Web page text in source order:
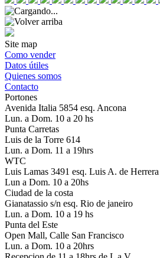
Site map
Como vender
Datos útiles
Quienes somos
Contacto
Portones
Avenida Italia 5854 esq. Ancona
Lun. a Dom. 10 a 20 hs
Punta Carretas
Luis de la Torre 614
Lun. a Dom. 11 a 19hrs
WTC
Luis Lamas 3491 esq. Luis A. de Herrera
Lun a Dom. 10 a 20hs
Ciudad de la costa
Gianatassio s/n esq. Rio de janeiro
Lun. a Dom. 10 a 19 hs
Punta del Este
Open Mall, Calle San Francisco
Lun. a Dom. 10 a 20hrs